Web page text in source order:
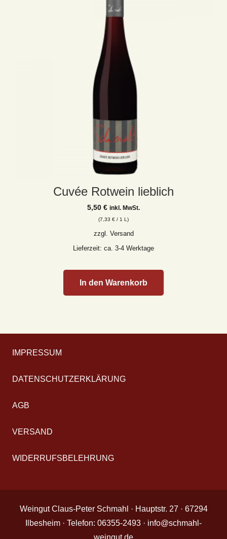
Cuvée Rotwein lieblich
5,50 € inkl. MwSt.
(7,33 € / 1 L)
zzgl. Versand
Lieferzeit: ca. 3-4 Werktage
In den Warenkorb
IMPRESSUM
DATENSCHUTZERKLÄRUNG
AGB
VERSAND
WIDERRUFSBELEHRUNG
Weingut Claus-Peter Schmahl · Hauptstr. 27 · 67294
Ilbesheim · Telefon: 06355-2493 · info@schmahl-